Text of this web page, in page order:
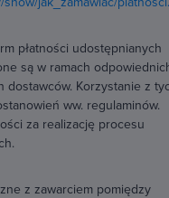
płatności udostępnianych
są w ramach
Korzystanie z
ww. regulaminów.
za realizację procesu
z zawarciem pomiędzy